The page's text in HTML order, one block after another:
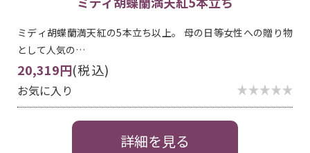
ミディ胡蝶蘭満天紅の5本立ち以上。 母の日等女性への贈り物
として人気の…
20,319円(税込)
お気に入り
詳細を見る